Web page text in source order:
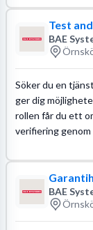
Test
BAE
Söker du en
ger dig
rollen får du ett
verifiering
BAE